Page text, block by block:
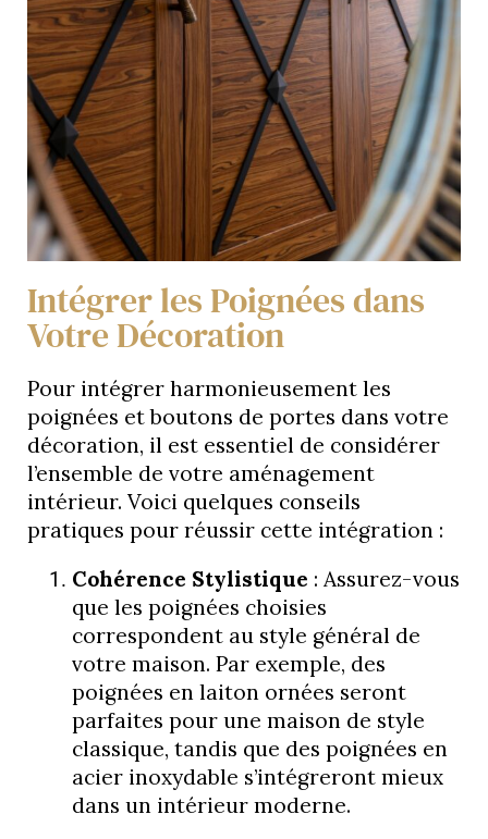
Intégrer les Poignées dans
Votre Décoration
Pour intégrer harmonieusement les
poignées et boutons de portes dans votre
décoration, il est essentiel de considérer
l’ensemble de votre aménagement
intérieur. Voici quelques conseils
pratiques pour réussir cette intégration :
Cohérence Stylistique : Assurez-vous
que les poignées choisies
correspondent au style général de
votre maison. Par exemple, des
poignées en laiton ornées seront
parfaites pour une maison de style
classique, tandis que des poignées en
acier inoxydable s’intégreront mieux
dans un intérieur moderne.